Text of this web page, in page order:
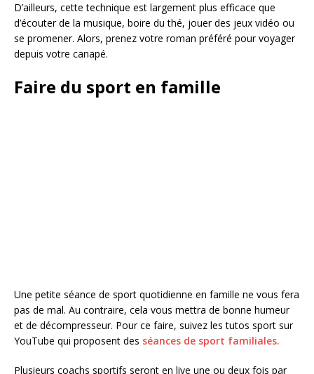
D’ailleurs, cette technique est largement plus efficace que
d’écouter de la musique, boire du thé, jouer des jeux vidéo ou
se promener. Alors, prenez votre roman préféré pour voyager
depuis votre canapé.
Faire du sport en famille
Une petite séance de sport quotidienne en famille ne vous fera
pas de mal. Au contraire, cela vous mettra de bonne humeur
et de décompresseur. Pour ce faire, suivez les tutos sport sur
YouTube qui proposent des séances de sport familiales.
Plusieurs coachs sportifs seront en live une ou deux fois par